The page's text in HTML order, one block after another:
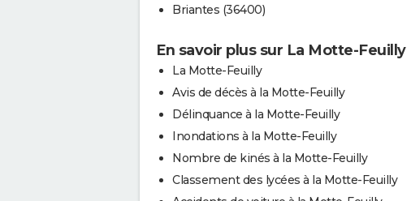
Briantes (36400)
En savoir plus sur La Motte-Feuilly
La Motte-Feuilly
Avis de décès à la Motte-Feuilly
Délinquance à la Motte-Feuilly
Inondations à la Motte-Feuilly
Nombre de kinés à la Motte-Feuilly
Classement des lycées à la Motte-Feuilly